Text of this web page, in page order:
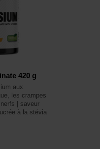
420 g
aux
les crampes
| saveur
à la stévia